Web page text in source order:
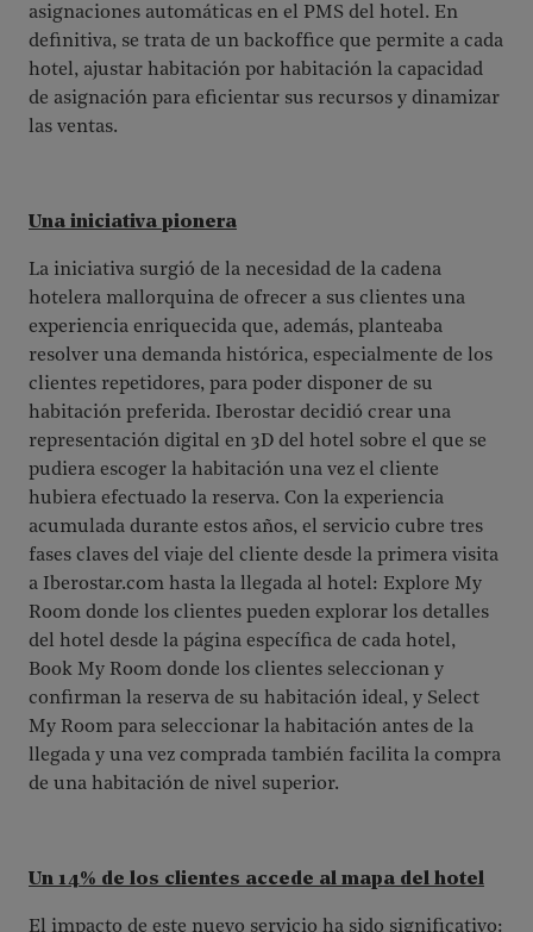
asignaciones automáticas en el PMS del hotel. En
definitiva, se trata de un backoffice que permite a cada
hotel, ajustar habitación por habitación la capacidad
de asignación para eficientar sus recursos y dinamizar
las ventas.
Una iniciativa pionera
La iniciativa surgió de la necesidad de la cadena
hotelera mallorquina de ofrecer a sus clientes una
experiencia enriquecida que, además, planteaba
resolver una demanda histórica, especialmente de los
clientes repetidores, para poder disponer de su
habitación preferida. Iberostar decidió crear una
representación digital en 3D del hotel sobre el que se
pudiera escoger la habitación una vez el cliente
hubiera efectuado la reserva. Con la experiencia
acumulada durante estos años, el servicio cubre tres
fases claves del viaje del cliente desde la primera visita
a Iberostar.com hasta la llegada al hotel: Explore My
Room donde los clientes pueden explorar los detalles
del hotel desde la página específica de cada hotel,
Book My Room donde los clientes seleccionan y
confirman la reserva de su habitación ideal, y Select
My Room para seleccionar la habitación antes de la
llegada y una vez comprada también facilita la compra
de una habitación de nivel superior.
Un 14% de los clientes accede al mapa del hotel
El impacto de este nuevo servicio ha sido significativo: